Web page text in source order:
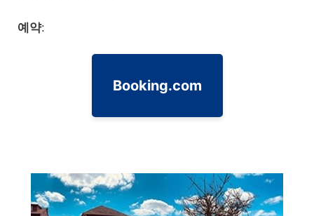
예약:
Booking.com